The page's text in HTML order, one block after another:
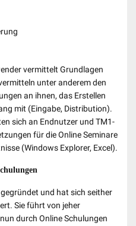
vermittelt Grundlagen
unter anderem den
an ihnen, das Erstellen
mit (Eingabe, Distribution).
sich an Endnutzer und TM1-
für die Online Seminare
(Windows Explorer, Excel).
und hat sich seither
Sie führt von jeher
durch Online Schulungen